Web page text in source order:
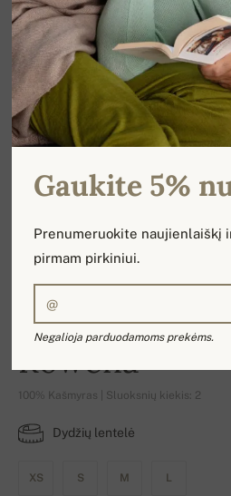
Rowena
100% Kašmyras | Sluoksnių kiekis: 2
Dydžių lentelė
XS S M L
Gaukite 5%
Prenumeruokite naujienlaiškį
pirmam pirkiniui.
Negalioja parduodamoms prekėms.